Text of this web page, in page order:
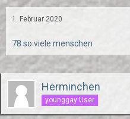
1. Februar 2020
78 so viele menschen
Herminchen
younggay User